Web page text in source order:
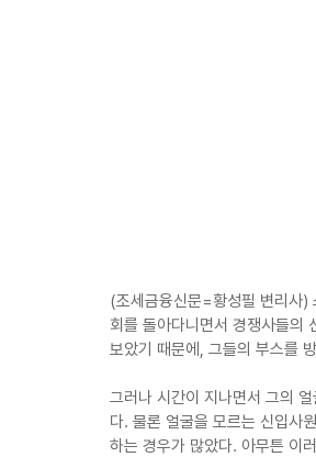
(조세금융신문=황성필 변리사)
회를 돌아다니면서 경쟁사들의
보았기 때문에, 그들의 부스를
그러나 시간이 지나면서 그의
다. 물론 얼굴을 모르는 신입사
하는 경우가 많았다. 아무튼 이